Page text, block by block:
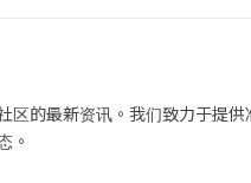
区的最新资讯。我们致力于提
。